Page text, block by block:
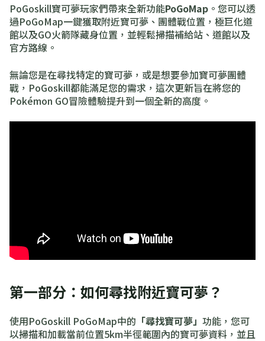
PoGoskill寶可夢玩家們帶來全新功能PoGoMap 。您可以透
過PoGoMap一鍵獲取附近寶可夢、團體戰位置，極巨化道
館以及GO火箭隊藏身位置，並輕鬆掃描補給站、道館以及
官方路線。
無論您是在尋找特定的寶可夢，或是想要參加寶可夢團體
戰，PoGoskill都能滿足您的需求，這次更新旨在將您的
Pokémon GO冒險體驗提升到一個全新的高度。
第一部分：如何尋找附近寶可夢？
使用PoGoskill PoGoMap中的 「尋找寶可夢」 功能，您可
以掃描和加載當前位置5km半徑範圍內的寶可夢資料，並且